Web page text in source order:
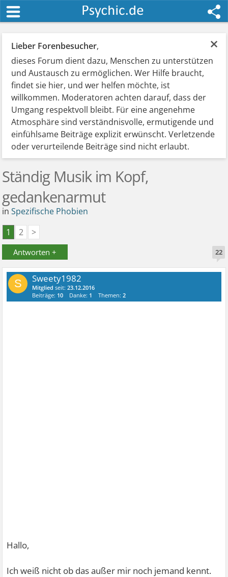
×
Lieber Forenbesucher,
dieses Forum dient dazu, Menschen zu unterstützen
und Austausch zu ermöglichen. Wer Hilfe braucht,
findet sie hier, und wer helfen möchte, ist
willkommen. Moderatoren achten darauf, dass der
Umgang respektvoll bleibt. Für eine angenehme
Atmosphäre sind verständnisvolle, ermutigende und
einfühlsame Beiträge explizit erwünscht. Verletzende
oder verurteilende Beiträge sind nicht erlaubt.
Ständig Musik im Kopf,
gedankenarmut
inSpezifische Phobien
1
2 >
Antworten + 22
S Sweety1982
Mitglied seit:23.12.2016
Beiträge: 10 Danke: 1 Themen:2
Hallo,
Ich weiß nicht ob das außer mir noch jemand kennt.